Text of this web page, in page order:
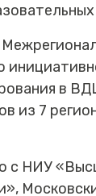
в
из 7
с НИУ